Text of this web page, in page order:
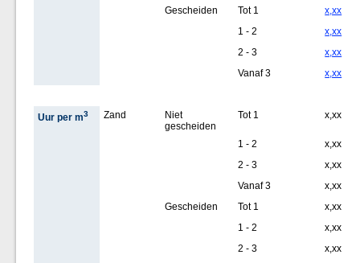
Gescheiden
Tot 1
x,xx
1 - 2
x,xx
2 - 3
x,xx
Vanaf 3
x,xx
Uur per m3 Zand
Niet
gescheiden
Tot 1 x,xx
1 - 2
x,xx
2 - 3
x,xx
Vanaf 3
x,xx
Gescheiden
Tot 1
x,xx
1 - 2
x,xx
2 - 3
x,xx